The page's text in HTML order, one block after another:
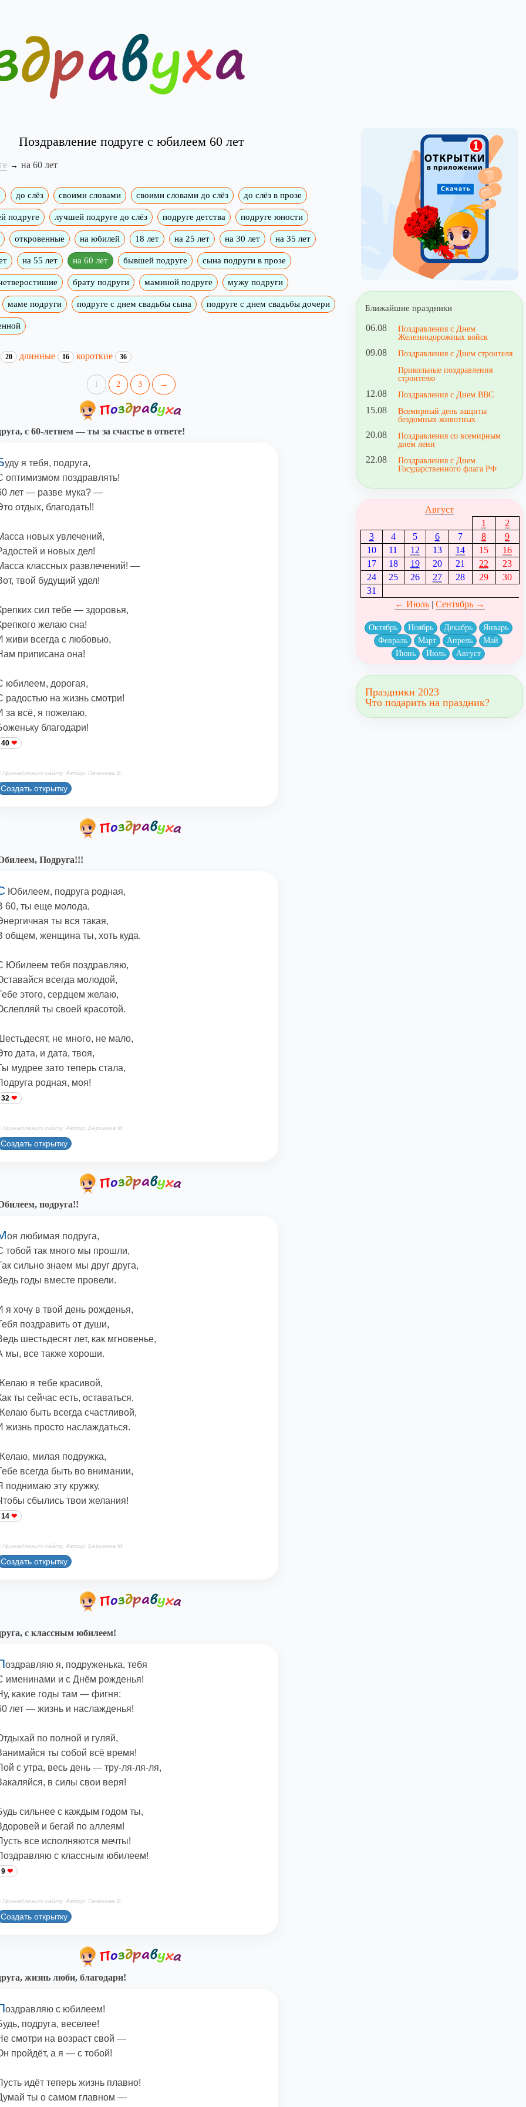
Поздравление подруге с юбилеем 60 лет
на 60 лет
до слёз своими словами своими словами до слёз до слёз в прозе
подруге лучшей подруге до слёз подруге детства подруге юности
откровенные на юбилей 18 лет на 25 лет на 30 лет на 35 лет
на 55 лет на 60 лет бывшей подруге сына подруги в прозе
брату подруги маминой подруге мужу подруги
маме подруги подруге с днем свадьбы сына подруге с днем свадьбы дочери
20 длинные 16 короткие 36
1 2 3 →
с 60-летием — ты за счастье в ответе!
уду я тебя, подруга,
оптимизмом поздравлять!
лет — разве мука? —
отдых, благодать!!
новых увлечений,
и новых дел!
классных развлечений! —
твой будущий удел!
сил тебе — здоровья,
желаю сна!
живи всегда с любовью,
приписана она!
юбилеем, дорогая,
радостью на жизнь смотри!
за всё, я пожелаю,
благодари!
40
Принадлежит сайту. Автор: Печенова В.
Создать открытку
Подруга!!!
Юбилеем, подруга родная,
60, ты еще молода,
ты вся такая,
общем, женщина ты, хоть куда.
Юбилеем тебя поздравляю,
всегда молодой,
этого, сердцем желаю,
ты своей красотой.
не много, не мало,
дата, и дата, твоя,
мудрее зато теперь стала,
родная, моя!
32
Принадлежит сайту. Автор: Берсанов М.
Создать открытку
подруга!!
оя любимая подруга,
тобой так много мы прошли,
сильно знаем мы друг друга,
годы вместе провели.
я хочу в твой день рожденья,
поздравить от души,
шестьдесят лет, как мгновенье,
мы, все также хороши.
я тебе красивой,
ты сейчас есть, оставаться,
быть всегда счастливой,
жизнь просто наслаждаться.
милая подружка,
всегда быть во внимании,
поднимаю эту кружку,
сбылись твои желания!
14
Принадлежит сайту. Автор: Берсанов М.
Создать открытку
с классным юбилеем!
оздравляю я, подруженька, тебя
именинами и с Днём рожденья!
какие годы там — фигня:
лет — жизнь и наслажденья!
по полной и гуляй,
ты собой всё время!
с утра, весь день — тру-ля-ля-ля,
в силы свои веря!
сильнее с каждым годом ты,
и бегай по аллеям!
все исполняются мечты!
с классным юбилеем!
9
Принадлежит сайту. Автор: Печенова В.
Создать открытку
жизнь люби, благодари!
оздравляю с юбилеем!
подруга, веселее!
смотри на возраст свой —
пройдёт, а я — с тобой!
идёт теперь жизнь плавно!
ты о самом главном —
Ближайшие праздники
06.08
Поздравления с Днем
Железнодорожных войск
09.08
Поздравления с Днем строителя
Прикольные поздравления
строителю
12.08 Поздравления с Днем ВВС
15.08
Всемирный день защиты
бездомных животных
20.08
Поздравления со всемирным
днем лени
22.08
Поздравления с Днем
Государственного флага РФ
Август
1
2
3
4 5 6 7 8
9
10
11 12 13 14 15
16
17
18 19 20 21 22
23
24
25 26 27 28 29
30
31
← Июль| Сентябрь →
Октябрь Ноябрь Декабрь
Январь
Февраль
Март Апрель
Май
Июнь
Июль Август
Праздники 2023
Что подарить на праздник?